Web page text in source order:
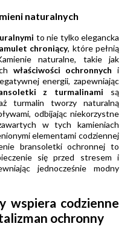
naturalnych
to nie tylko elegancka
amulet chroniący, które pełnią
naturalne, takie jak
właściwości ochronnych i
energii, zapewniając
z turmalinami są
turmalin tworzy naturalną
odbijając niekorzystne
w tych kamieniach
elementami codziennej
bransoletki ochronnej to
się przed stresem i
jednocześnie modny
wspiera codzienne
ochronny